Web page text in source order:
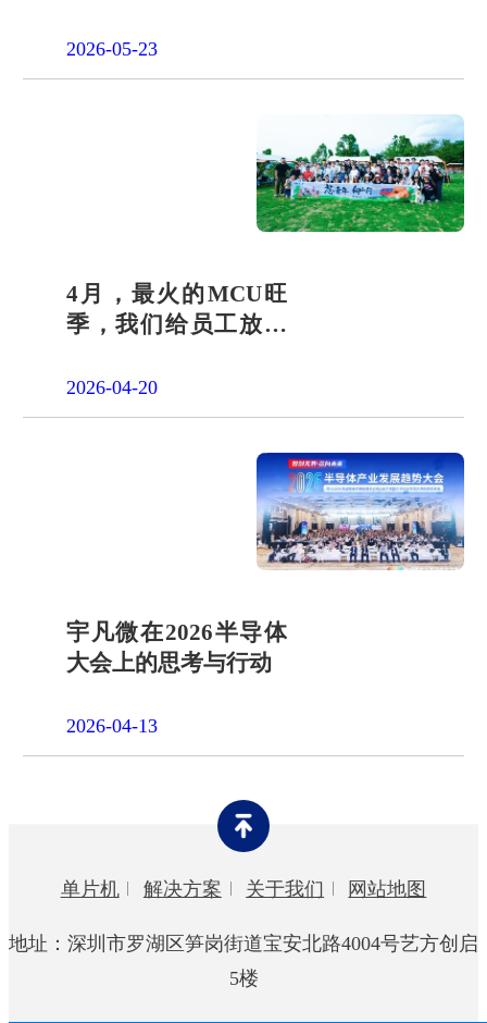
答卷
2026-05-23
4月，最火的MCU旺
季，我们给员工放了
2026-04-20
宇凡微在2026半导体
大会上的思考与行动
2026-04-13
单片机 解决方案 关于我们 网站地图
地址：深圳市罗湖区笋岗街道宝安北路4004号艺方创启
5楼